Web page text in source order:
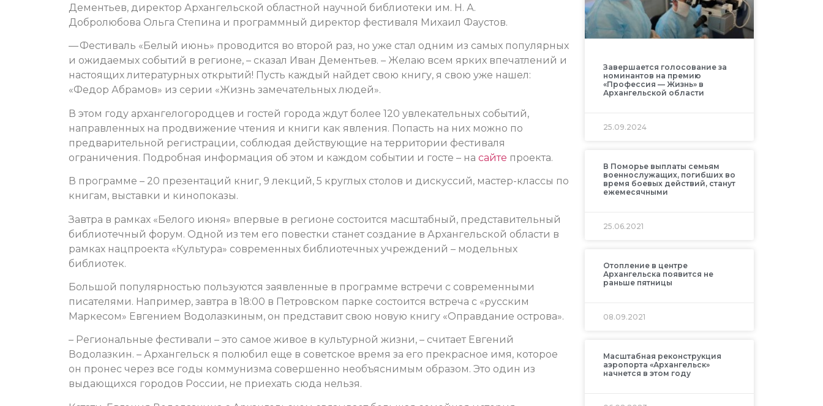
Дементьев, директор Архангельской областной научной библиотеки им. Н. А.
Добролюбова Ольга Степина и программный директор фестиваля Михаил Фаустов.
— Фестиваль «Белый июнь» проводится во второй раз, но уже стал одним из самых популярных
и ожидаемых событий в регионе, – сказал Иван Дементьев. – Желаю всем ярких впечатлений и
настоящих литературных открытий! Пусть каждый найдет свою книгу, я свою уже нашел:
«Федор Абрамов» из серии «Жизнь замечательных людей».
В этом году архангелогородцев и гостей города ждут более 120 увлекательных событий,
направленных на продвижение чтения и книги как явления. Попасть на них можно по
предварительной регистрации, соблюдая действующие на территории фестиваля
ограничения. Подробная информация об этом и каждом событии и госте – на сайте проекта.
В программе – 20 презентаций книг, 9 лекций, 5 круглых столов и дискуссий, мастер-классы по
книгам, выставки и кинопоказы.
Завтра в рамках «Белого июня» впервые в регионе состоится масштабный, представительный
библиотечный форум. Одной из тем его повестки станет создание в Архангельской области в
рамках нацпроекта «Культура» современных библиотечных учреждений – модельных
библиотек.
Большой популярностью пользуются заявленные в программе встречи с современными
писателями. Например, завтра в 18:00 в Петровском парке состоится встреча с «русским
Маркесом» Евгением Водолазкиным, он представит свою новую книгу «Оправдание острова».
– Региональные фестивали – это самое живое в культурной жизни, – считает Евгений
Водолазкин. – Архангельск я полюбил еще в советское время за его прекрасное имя, которое
он пронес через все годы коммунизма совершенно необъяснимым образом. Это один из
выдающихся городов России, не приехать сюда нельзя.
Завершается голосование за
номинантов на премию
«Профессия — Жизнь» в
Архангельской области
25.09.2024
В Поморье выплаты семьям
военнослужащих, погибших во
время боевых действий, станут
ежемесячными
25.06.2021
Отопление в центре
Архангельска появится не
раньше пятницы
08.09.2021
Масштабная реконструкция
аэропорта «Архангельск»
начнется в этом году